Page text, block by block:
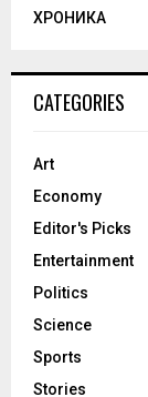
ХРОНИКА
CATEGORIES
Art
Economy
Editor's Picks
Entertainment
Politics
Science
Sports
Stories